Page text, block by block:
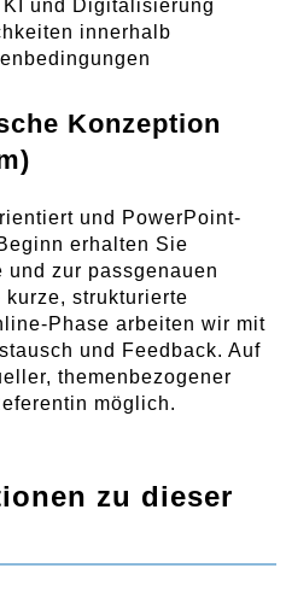
und Digitalisierung
innerhalb
Konzeption
und PowerPoint-
erhalten Sie
und zur passgenauen
strukturierte
Phase arbeiten wir mit
und Feedback. Auf
themenbezogener
möglich.
zu dieser